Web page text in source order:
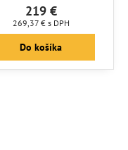
219 €
269,37 € s DPH
Do košíka